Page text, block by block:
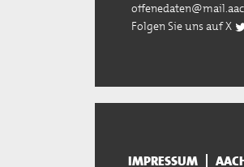
Folgen Sie uns auf X
IMPRESSUM